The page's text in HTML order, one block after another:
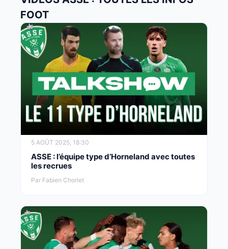
FOOT
5 AOÛT 2025, 18:30
ASSE : l’équipe type d’Horneland avec toutes
les recrues
Par Fabien Chorlet